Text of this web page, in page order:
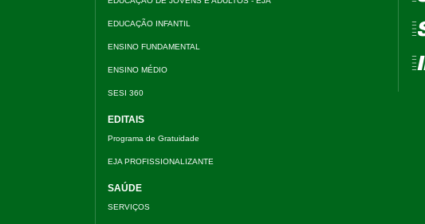
EDUCAÇÃO INFANTIL
ENSINO FUNDAMENTAL
ENSINO MÉDIO
SESI 360
EDITAIS
Programa de Gratuidade
EJA PROFISSIONALIZANTE
SAÚDE
SERVIÇOS